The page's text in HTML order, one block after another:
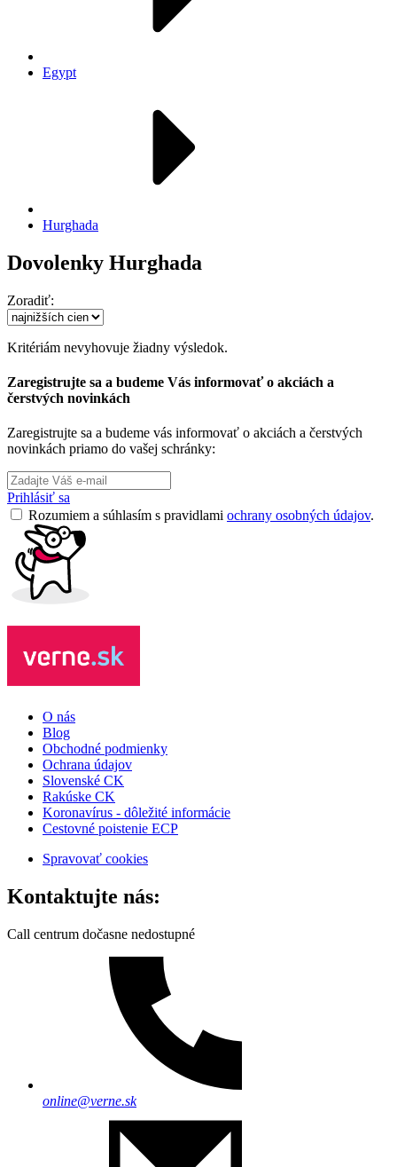
Egypt
Hurghada
Dovolenky Hurghada
Zoradiť:
Kritériám nevyhovuje žiadny výsledok.
Zaregistrujte sa a budeme Vás informovať o akciách a
čerstvých novinkách
Zaregistrujte sa a budeme vás informovať o akciách a čerstvých
novinkách priamo do vašej schránky:
Prihlásiť sa
Rozumiem a súhlasím s pravidlami ochrany osobných údajov.
O nás
Blog
Obchodné podmienky
Ochrana údajov
Slovenské CK
Rakúske CK
Koronavírus - dôležité informácie
Cestovné poistenie ECP
Spravovať cookies
Kontaktujte nás:
Call centrum dočasne nedostupné
online@verne.sk